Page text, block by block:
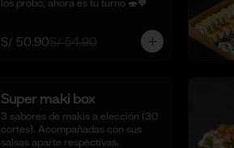
los probó, ahora es tu turno 🍣🧡
S/ 50.90S/ 54.90
Super maki box
3 sabores de makis a elección (30
cortes). Acompañadas con sus
salsas aparte respectivas.